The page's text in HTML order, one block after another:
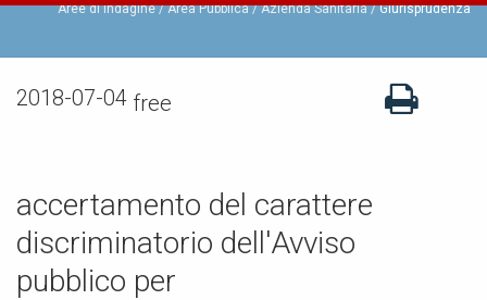
Aree di Indagine / Area Pubblica / Azienda Sanitaria Giurisprudenza
2018-07-04 free
accertamento del carattere
discriminatorio dell'Avviso
pubblico per